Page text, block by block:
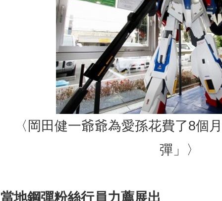
〈岡田健一爺爺為愛孫花費了8個
彈」〉
當地鋼彈粉絲行員力薦展出